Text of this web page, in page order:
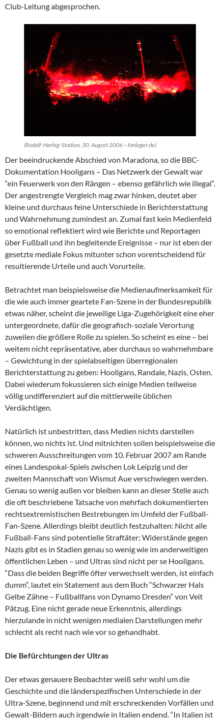
Club-Leitung abgesprochen.
(Rudolf-Harbig-Stadion, 30. August 2006 – fanlager.de)
Der beeindruckende Abschied von Maradona, so die BBC-
Dokumentation Hooligans – Das Netzwerk der Gewalt war
“ein Feuerwerk von den Rängen – ebenso gefährlich wie illegal“.
Der angestrengte Vergleich mag zwar hinken, deutet aber
kleine und durchaus feine Unterschiede in Berichterstattung
und Wahrnehmung zumindest an. Zumal fast kein Medienfeld
so emotional reflektiert wird wie Berichte und Reportagen
über Fußball und ihn begleitende Ereignisse – nur ist eben der
gesetzte mediale Fokus mitunter schon vorentscheidend für
resultierende Urteile und auch Vorurteile.
Betrachtet man beispielsweise die Medienaufmerksamkeit für
die wie auch immer geartete Fan-Szene in der Bundesrepublik
etwas näher, scheint die jeweilige Liga-Zugehörigkeit eine eher
untergeordnete, dafür die geografisch-soziale Verortung
zuweilen die größere Rolle zu spielen. So scheint es eine – bei
weitem nicht repräsentative, aber durchaus so wahrnehmbare
– Gewichtung in der spielabseitigen überregionalen
Berichterstattung zu geben: Hooligans, Randale, Nazis, Osten.
Dabei wiederum fokussieren sich einige Medien teilweise
völlig undifferenziert auf die mittlerweile üblichen
Verdächtigen.
Natürlich ist unbestritten, dass Medien nichts darstellen
können, wo nichts ist. Und mitnichten sollen beispielsweise die
schweren Ausschreitungen vom 10. Februar 2007 am Rande
eines Landespokal-Spiels zwischen Lok Leipzig und der
zweiten Mannschaft von Wismut Aue verschwiegen werden.
Genau so wenig außen vor bleiben kann an dieser Stelle auch
die oft beschriebene Tatsache von mehrfach dokumentierten
rechtsextremistischen Bestrebungen im Umfeld der Fußball-
Fan-Szene. Allerdings bleibt deutlich festzuhalten: Nicht alle
Fußball-Fans sind potentielle Straftäter; Widerstände gegen
Nazis gibt es in Stadien genau so wenig wie im anderweitigen
öffentlichen Leben – und Ultras sind nicht per se Hooligans.
“Dass die beiden Begriffe öfter verwechselt werden, ist einfach
dumm“, lautet ein Statement aus dem Buch “Schwarzer Hals
Gelbe Zähne – Fußballfans von Dynamo Dresden“ von Veit
Pätzug. Eine nicht gerade neue Erkenntnis, allerdings
hierzulande in nicht wenigen medialen Darstellungen mehr
schlecht als recht nach wie vor so gehandhabt.
Die Befürchtungen der Ultras
Der etwas genauere Beobachter weiß sehr wohl um die
Geschichte und die länderspezifischen Unterschiede in der
Ultra-Szene, beginnend und mit erschreckenden Vorfällen und
Gewalt-Bildern auch irgendwie in Italien endend. “In Italien ist